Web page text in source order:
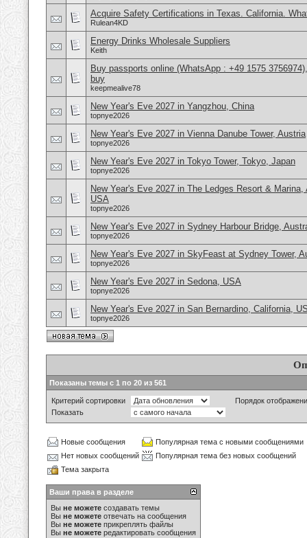
Acquire Safety Certifications in Texas. California.
Rulean4KD
Energy Drinks Wholesale Suppliers
Keith
Buy passports online (WhatsApp : +49 1575
buy
keepmealive78
New Year's Eve 2027 in Yangzhou, China
topnye2026
New Year's Eve 2027 in Vienna Danube Tower, Austria
topnye2026
New Year's Eve 2027 in Tokyo Tower, Tokyo, Japan
topnye2026
New Year's Eve 2027 in The Ledges Resort &
USA
topnye2026
New Year's Eve 2027 in Sydney Harbour Bridge,
topnye2026
New Year's Eve 2027 in SkyFeast at Sydney Tower,
topnye2026
New Year's Eve 2027 in Sedona, USA
topnye2026
New Year's Eve 2027 in San Bernardino, California,
topnye2026
Показаны темы с 1 по 20 из 561
Критерий сортировки
Порядок
Показать
Новые сообщения
Популярная тема с новыми сообщениями
Нет новых сообщений
Популярная тема без новых сообщений
Тема закрыта
Ваши права в разделе
Вы не можете создавать темы
Вы не можете отвечать на сообщения
Вы не можете прикреплять файлы
Вы не можете редактировать сообщения